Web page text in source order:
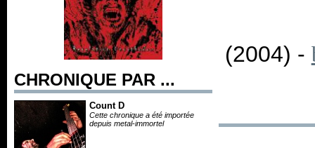
CHRONIQUE PAR ...
Count D
Cette chronique a été importée
depuis metal-immortel
(2004) -